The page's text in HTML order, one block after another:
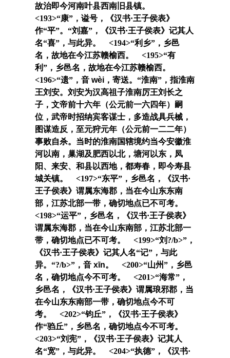
故治即今河南叶县西南旧县镇。
<193>“康”，谥号，《汉书·王子侯表》
作“平”。“刘嘉”，《汉书·王子侯表》记其人
名“喜”，与此异。 <194>“利乡”，乡邑
名，故地在今江苏赣榆西。 <195>“有
利”，乡邑名，故地在今江苏赣榆西。
<196>“遗”，音 wèi，寄送。“淮南”，指淮南
王刘安。刘安为汉高祖子淮南厉王刘长之
子，文帝前十六年（公元前一六四年）嗣
位，武帝时招纳宾客谋士，多造战具兵械，
图谋造反，至元狩元年（公元前一二二年）
事败自杀。当时的淮南国辖境约当今安徽淮
河以南，巢湖及肥西以北，塘河以东，凤
阳、来安、和县以西地，都寿春，即今寿县
城关镇。 <197>“东平”，乡邑名，《汉书·
王子侯表》谓属东海郡，当在今山东东南
部，江苏北部一带，确切地点已不可考。
<198>“运平”，乡邑名，《汉书·王子侯表》
谓属东海郡，当在今山东南部，江苏北部一
带，确切地点已不可考。 <199>“刘?/b>”，
《汉书·王子侯表》记其人名“记”，与此
异。“?/b>”，音 xīn。 <200>“山州”，乡邑
名，确切地点今不可考。 <201>“海常”，
乡邑名，《汉书·王子侯表》谓属琅邪郡，当
在今山东东南部一带，确切地点今不可
考。 <202>“钧丘”，《汉书·王子侯表》
作“驺丘”，乡邑名，确切地点今不可考。
<203>“刘宪”，《汉书·王子侯表》记其人
名“宽”，与此异。 <204>“执德”，《汉书·